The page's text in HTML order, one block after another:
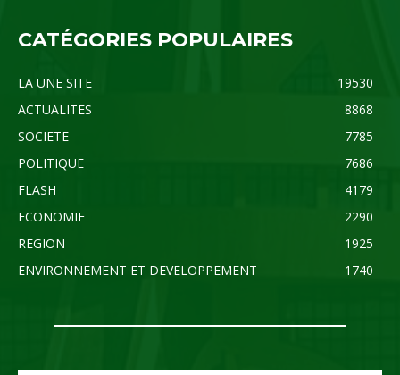
CATÉGORIES POPULAIRES
LA UNE SITE
19530
ACTUALITES
8868
SOCIETE
7785
POLITIQUE
7686
FLASH
4179
ECONOMIE
2290
REGION
1925
ENVIRONNEMENT ET DEVELOPPEMENT
1740